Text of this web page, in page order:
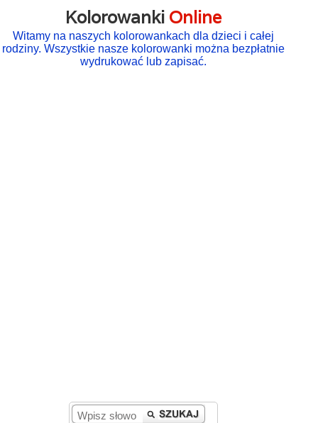
Kolorowanki Online
Witamy na naszych kolorowankach dla dzieci i całej
rodziny. Wszystkie nasze kolorowanki można bezpłatnie
wydrukować lub zapisać.